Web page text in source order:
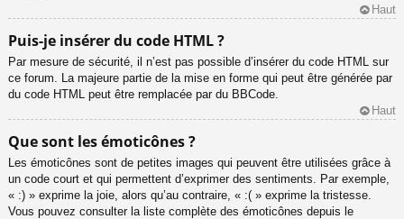
Haut
Puis-je insérer du code HTML ?
Par mesure de sécurité, il n’est pas possible d’insérer du code HTML sur
ce forum. La majeure partie de la mise en forme qui peut être générée par
du code HTML peut être remplacée par du BBCode.
Haut
Que sont les émoticônes ?
Les émoticônes sont de petites images qui peuvent être utilisées grâce à
un code court et qui permettent d’exprimer des sentiments. Par exemple,
« :) » exprime la joie, alors qu’au contraire, « :( » exprime la tristesse.
Vous pouvez consulter la liste complète des émoticônes depuis le